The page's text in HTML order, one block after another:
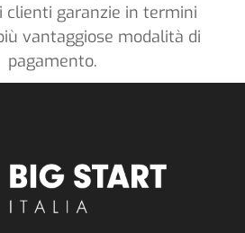
clienti garanzie in termini
vantaggiose modalità di
pagamento.